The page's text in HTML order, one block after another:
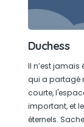
Duchess
Il n’est jamais
qui a partagé
courte,
important, et
éternels.